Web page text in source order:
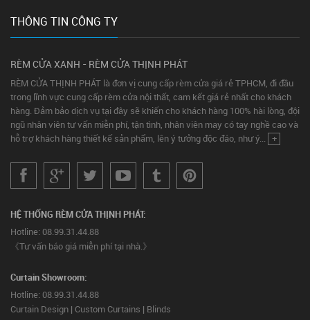
THÔNG TIN CÔNG TY
RÈM CỬA XANH - RÈM CỬA THỊNH PHÁT
RÈM CỬA THỊNH PHÁT là đơn vị cung cấp rèm cửa giá rẻ TPHCM, đi đầu
trong lĩnh vực cung cấp rèm cửa nội thất, cam kết giá rẻ nhất cho khách
hàng. Đảm bảo dịch vụ tại đây sẽ khiến cho khách hàng 100% hài lòng, đội
ngũ nhân viên tư vấn miễn phí, tận tình, nhân viên may có tay nghề cao và
hỗ trợ khách hàng thiết kế sản phẩm, lên ý tưởng độc đáo, như ý... +
HỆ THỐNG RÈM CỬA THỊNH PHÁT:
Hotline: 08.99.31.44.88
《Tư vấn báo giá miễn phí tại nhà.》
Curtain Showroom:
Hotline: 08.99.31.44.88
Curtain Design | Custom Curtains | Blinds